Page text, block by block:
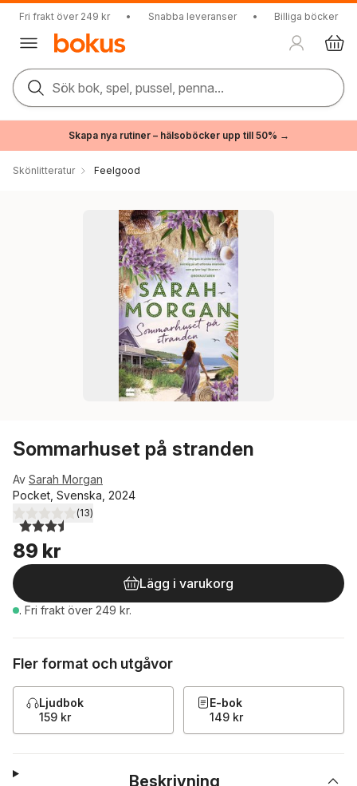
Fri frakt över 249 kr • Snabba leveranser • Billiga böcker
Sök bok, spel, pussel, penna...
Skapa nya rutiner – hälsoböcker upp till 50% →
Skönlitteratur Feelgood
Sommarhuset på stranden
Av Sarah Morgan
Pocket, Svenska, 2024
3,5utav 5 stjärnor. Totalt antal röster:
(13)
89 kr
Lägg i varukorg
. Fri frakt över 249 kr.
Fler format och utgåvor
Ljudbok
159 kr
E-bok
149 kr
Beskrivning